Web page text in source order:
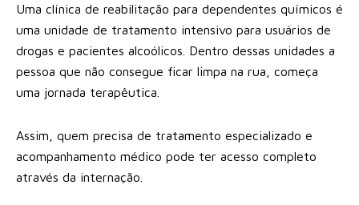
Uma clínica de reabilitação para dependentes químicos é
uma unidade de tratamento intensivo para usuários de
drogas e pacientes alcoólicos. Dentro dessas unidades a
pessoa que não consegue ficar limpa na rua, começa
uma jornada terapêutica.
Assim, quem precisa de tratamento especializado e
acompanhamento médico pode ter acesso completo
através da internação.